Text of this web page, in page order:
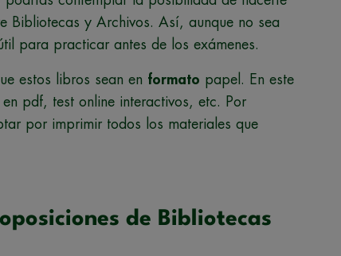
Bibliotecas y Archivos. Así, aunque no sea
para practicar antes de los exámenes.
estos libros sean en formato papel. En este
pdf, test online interactivos, etc. Por
por imprimir todos los materiales que
de Bibliotecas